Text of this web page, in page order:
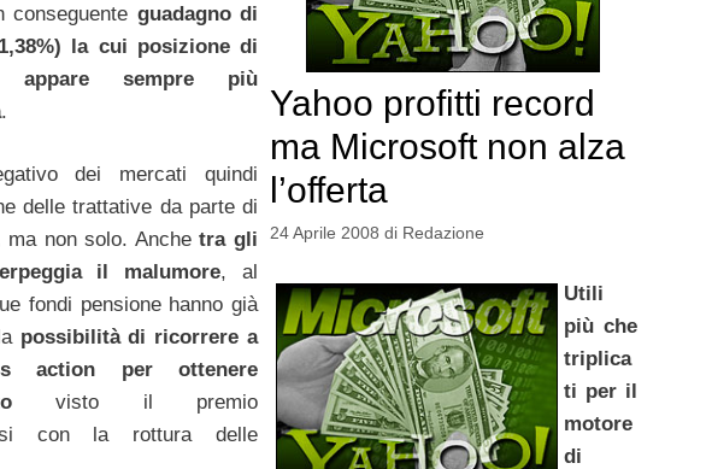
conseguente guadagno di
la cui posizione di
appare sempre più
.
dei mercati quindi
delle trattative da parte di
ma non solo. Anchetra gli
il malumore, al
fondi pensione hanno già
possibilità di ricorrere a
action per ottenere
visto il premio
con la rottura delle
Yahoo profitti record
ma Microsoft non alza
l’offerta
24 Aprile 2008 di Redazione
Utili
più che
triplica
ti per il
motore
di